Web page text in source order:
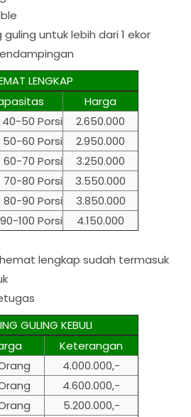
untuk lebih dari 1 ekor
LENGKAP
Harga
40-50 Porsi
2.650.000
50-60 Porsi
2.950.000
60-70 Porsi
3.250.000
70-80 Porsi
3.550.000
80-90 Porsi
3.850.000
90-100 Porsi
4.150.000
lengkap sudah termasuk
GULING KEBULI
Keterangan
4.000.000,-
4.600.000,-
5.200.000,-